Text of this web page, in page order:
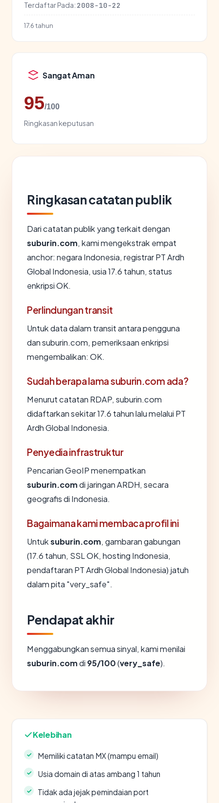
Terdaftar Pada: 2008-10-22
17.6 tahun
Sangat Aman
95/100
Ringkasan keputusan
Ringkasan catatan publik
Dari catatan publik yang terkait dengan
suburin.com, kami mengekstrak empat
anchor: negara Indonesia, registrar PT Ardh
Global Indonesia, usia 17.6 tahun, status
enkripsi OK.
Perlindungan transit
Untuk data dalam transit antara pengguna
dan suburin.com, pemeriksaan enkripsi
mengembalikan: OK.
Sudah berapa lama suburin.com ada?
Menurut catatan RDAP, suburin.com
didaftarkan sekitar 17.6 tahun lalu melalui PT
Ardh Global Indonesia.
Penyedia infrastruktur
Pencarian GeoIP menempatkan
suburin.comdi jaringan ARDH, secara
geografis di Indonesia.
Bagaimana kami membaca profil ini
Untuksuburin.com, gambaran gabungan
(17.6 tahun, SSL OK, hosting Indonesia,
pendaftaran PT Ardh Global Indonesia) jatuh
dalam pita "very_safe".
Pendapat akhir
Menggabungkan semua sinyal, kami menilai
suburin.comdi 95/100(very_safe).
Kelebihan
Memiliki catatan MX (mampu email)
Usia domain di atas ambang 1 tahun
Tidak ada jejak pemindaian port